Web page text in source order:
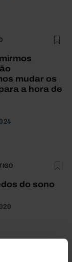
mudar os
a hora de
do sono